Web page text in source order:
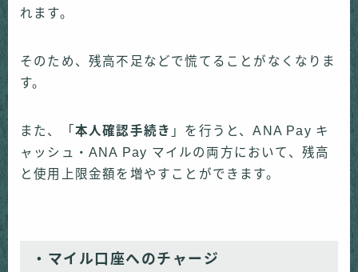
れます。
そのため、残高不足などで慌てることがなくなりま
す。
また、「 本人確認手続き 」を行うと、ANA Pay キ
ャッシュ・ANA Pay マイルの両方において、残高
と使用上限金額を増やすことができます。
・マイル口座へのチャージ